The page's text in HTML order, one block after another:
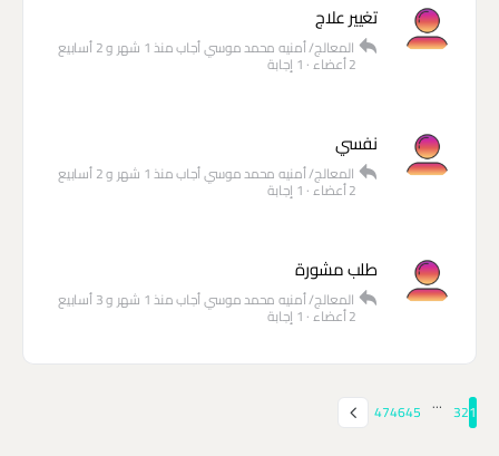
تغيير علاج
المعالج/ أمنيه محمد موسيأجابمنذ 1 شهر و 2 أسابيع
2 أعضاء · 1 إجابة
نفسي
المعالج/ أمنيه محمد موسيأجابمنذ 1 شهر و 2 أسابيع
2 أعضاء · 1 إجابة
طلب مشورة
المعالج/ أمنيه محمد موسيأجابمنذ 1 شهر و 3 أسابيع
2 أعضاء · 1 إجابة
1
2
3
…
45
46
47